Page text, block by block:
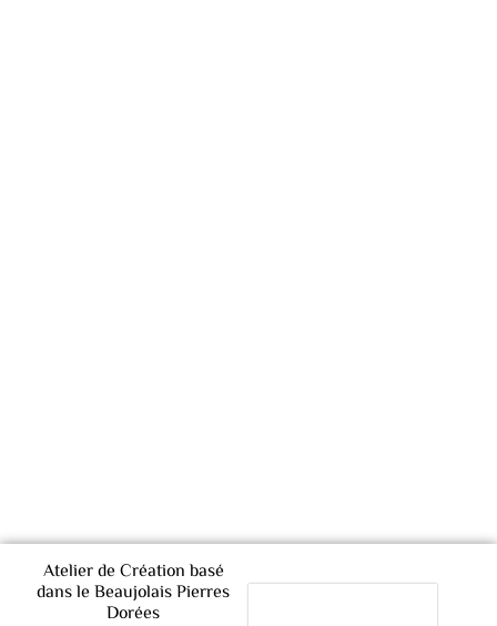
Atelier de Création basé
dans le Beaujolais Pierres
Dorées